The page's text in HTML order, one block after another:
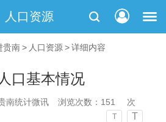
人口资源
贵南> 人口资源>详细内容
口基本情况
南统计微讯 浏览次数： 151 次
T T